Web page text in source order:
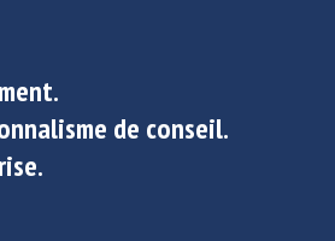
de conseil.